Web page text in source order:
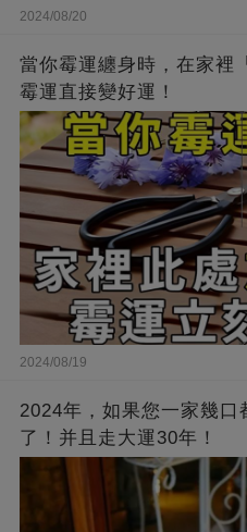
2024/08/20
當你霉運纏身時，在家裡
霉運直接變好運！
2024/08/19
2024年，如果您一家幾口
了！并且走大運30年！